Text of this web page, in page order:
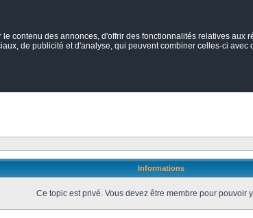
contenu des annonces, d'offrir des fonctionnalités relatives
de publicité et d'analyse, qui peuvent combiner celles-ci
Informations
Ce topic est privé. Vous devez être membre pour pouvoir